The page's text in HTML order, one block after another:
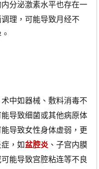
分泌激素水平也存在一
理，可能导致月经不
中如器械、敷料消毒不
导致细菌或其他病原体
导致女性身体虚弱，更
，如盆腔炎 、子宫内膜
能导致宫腔粘连等不良